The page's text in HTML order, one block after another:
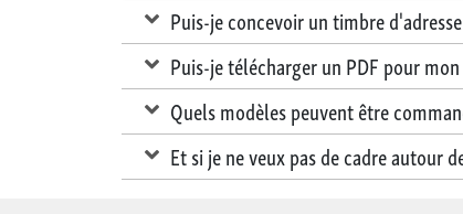
Puis-je concevoir un timbre
Puis-je télécharger un PDF pour
Quels modèles peuvent être
Et si je ne veux pas de cadre autour